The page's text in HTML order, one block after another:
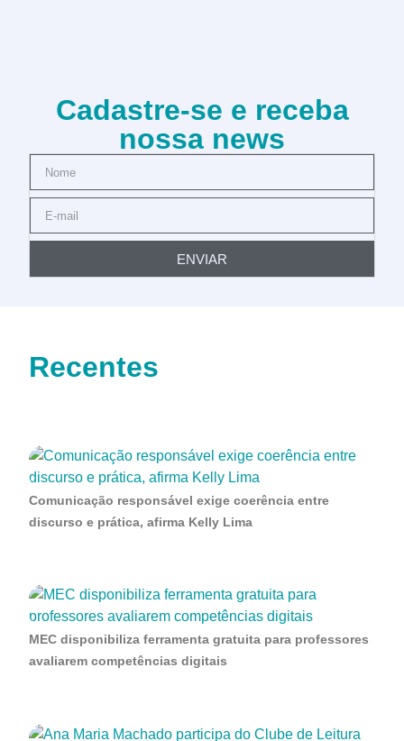
Cadastre-se e receba
nossa news
ENVIAR
Recentes
Comunicação responsável exige coerência entre
discurso e prática, afirma Kelly Lima
MEC disponibiliza ferramenta gratuita para professores
avaliarem competências digitais